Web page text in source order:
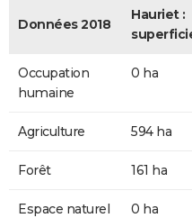
Données 2018
Hauriet :
Occupation
humaine
0 ha
Agriculture 594 ha
Forêt 161 ha
Espace naturel 0 ha